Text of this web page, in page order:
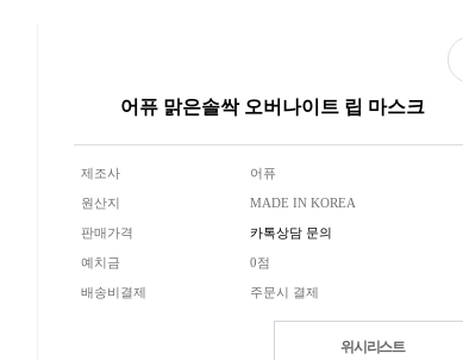
어퓨 맑은솔싹 오버나이트 립 마스크
제조사 어퓨
원산지 MADE IN KOREA
판매가격 카톡상담 문의
예치금 0점
배송비결제 주문시 결제
위시리스트